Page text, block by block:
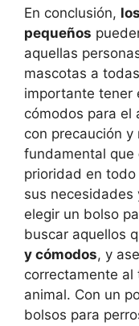
En conclusión,
pequeños
aquellas
mascotas a
importante tener
cómodos para el
con precaución y
fundamental que
prioridad en
sus necesidades
elegir un bolso
buscar aquellos
y cómodos, y
correctamente al
animal. Con un
bolsos para